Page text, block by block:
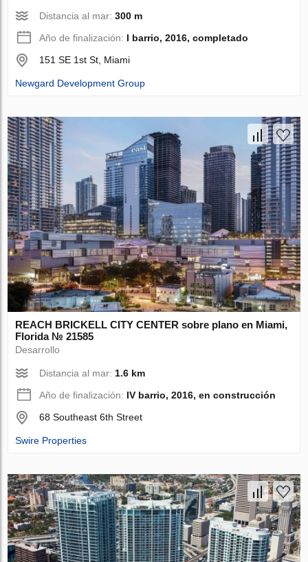
Distancia al mar:300 m
Año de finalización: I barrio, 2016, completado
151 SE 1st St, Miami
Newgard Development Group
REACH BRICKELL CITY CENTER sobre plano en Miami,
Florida № 21585
Desarrollo
Distancia al mar: 1.6 km
Año de finalización: IV barrio, 2016, en construcción
68 Southeast 6th Street
Swire Properties